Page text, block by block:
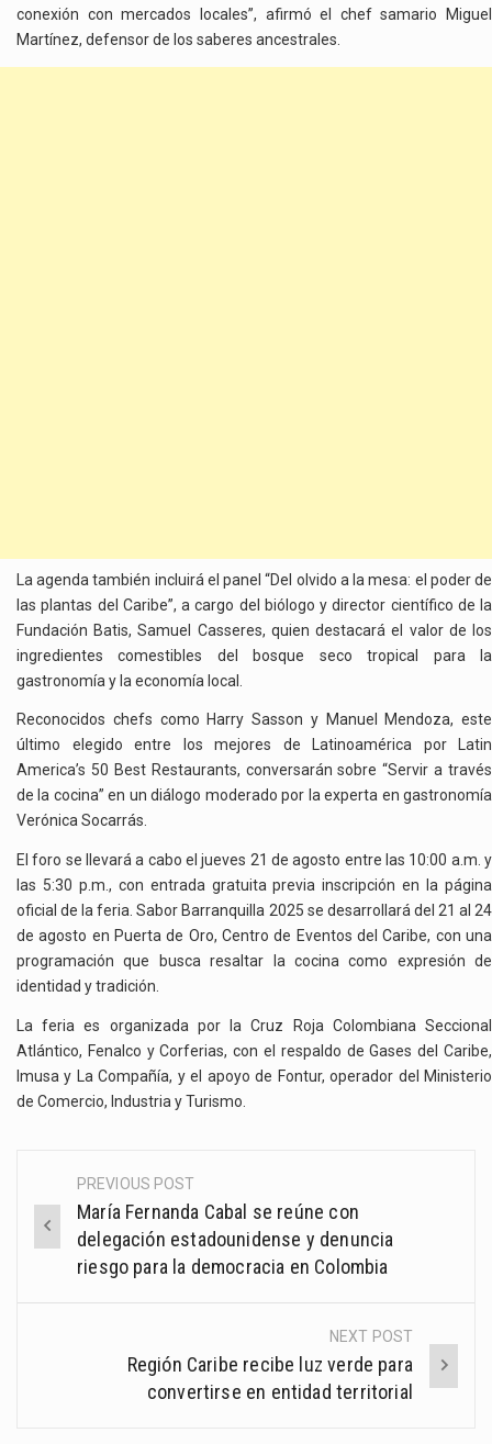
conexión con mercados locales”, afirmó el chef samario Miguel
Martínez, defensor de los saberes ancestrales.
La agenda también incluirá el panel “Del olvido a la mesa: el poder de
las plantas del Caribe”, a cargo del biólogo y director científico de la
Fundación Batis, Samuel Casseres, quien destacará el valor de los
ingredientes comestibles del bosque seco tropical para la
gastronomía y la economía local.
Reconocidos chefs como Harry Sasson y Manuel Mendoza, este
último elegido entre los mejores de Latinoamérica por Latin
America’s 50 Best Restaurants, conversarán sobre “Servir a través
de la cocina” en un diálogo moderado por la experta en gastronomía
Verónica Socarrás.
El foro se llevará a cabo el jueves 21 de agosto entre las 10:00 a.m. y
las 5:30 p.m., con entrada gratuita previa inscripción en la página
oficial de la feria. Sabor Barranquilla 2025 se desarrollará del 21 al 24
de agosto en Puerta de Oro, Centro de Eventos del Caribe, con una
programación que busca resaltar la cocina como expresión de
identidad y tradición.
La feria es organizada por la Cruz Roja Colombiana Seccional
Atlántico, Fenalco y Corferias, con el respaldo de Gases del Caribe,
Imusa y La Compañía, y el apoyo de Fontur, operador del Ministerio
de Comercio, Industria y Turismo.
Post
navigation
PREVIOUS POST
María Fernanda Cabal se reúne con
delegación estadounidense y denuncia
riesgo para la democracia en Colombia
NEXT POST
Región Caribe recibe luz verde para
convertirse en entidad territorial